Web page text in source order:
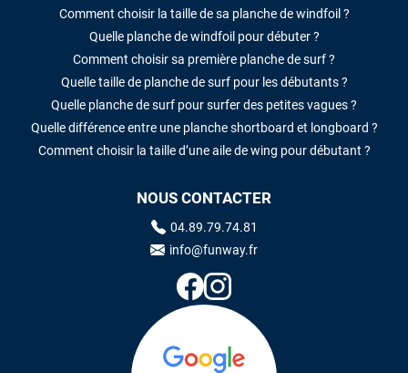
Comment choisir la taille de sa planche de windfoil ?
Quelle planche de windfoil pour débuter ?
Comment choisir sa première planche de surf ?
Quelle taille de planche de surf pour les débutants ?
Quelle planche de surf pour surfer des petites vagues ?
Quelle différence entre une planche shortboard et longboard ?
Comment choisir la taille d’une aile de wing pour débutant ?
NOUS CONTACTER
04.89.79.74.81
info@funway.fr